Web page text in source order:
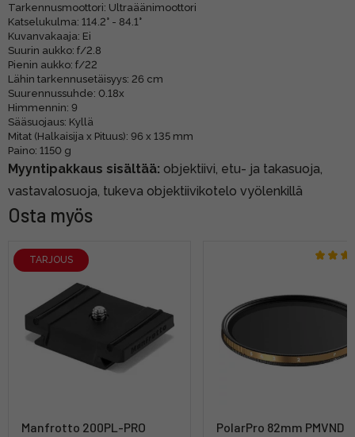
Tarkennusmoottori: Ultraäänimoottori
Katselukulma: 114.2° - 84.1°
Kuvanvakaaja: Ei
Suurin aukko: f/2.8
Pienin aukko: f/22
Lähin tarkennusetäisyys: 26 cm
Suurennussuhde: 0.18x
Himmennin: 9
Sääsuojaus: Kyllä
Mitat (Halkaisija x Pituus): 96 x 135 mm
Paino: 1150 g
Myyntipakkaus sisältää: objektiivi, etu- ja takasuoja,
vastavalosuoja, tukeva objektiivikotelo vyölenkillä
Osta myös
TARJOUS
Manfrotto 200PL-PRO
PolarPro 82mm PMVND